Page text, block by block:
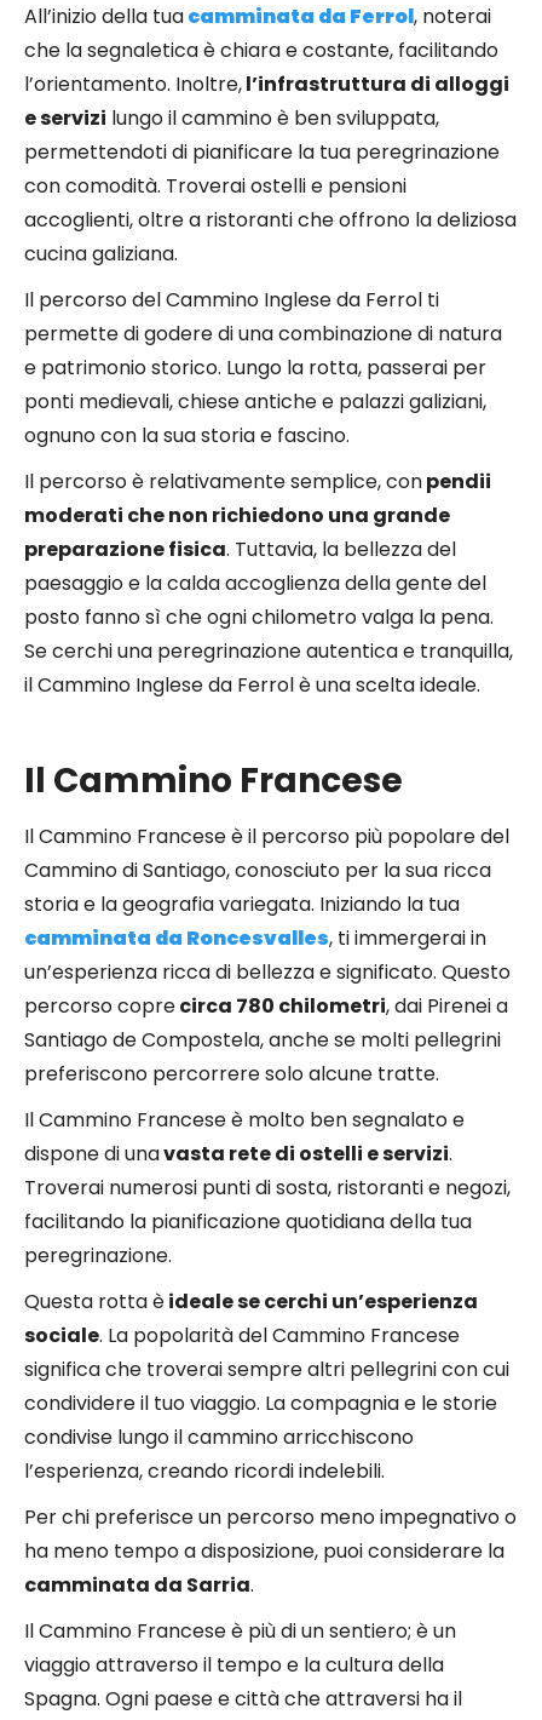
All’inizio della tuacamminata da Ferrol, noterai
che la segnaletica è chiara e costante, facilitando
l’orientamento. Inoltre,l’infrastruttura di alloggi
e servizi lungo il cammino è ben sviluppata,
permettendoti di pianificare la tua peregrinazione
con comodità. Troverai ostelli e pensioni
accoglienti, oltre a ristoranti che offrono la deliziosa
cucina galiziana.
Il percorso del Cammino Inglese da Ferrol ti
permette di godere di una combinazione di natura
e patrimonio storico. Lungo la rotta, passerai per
ponti medievali, chiese antiche e palazzi galiziani,
ognuno con la sua storia e fascino.
Il percorso è relativamente semplice, conpendii
moderati che non richiedono una grande
preparazione fisica. Tuttavia, la bellezza del
paesaggio e la calda accoglienza della gente del
posto fanno sì che ogni chilometro valga la pena.
Se cerchi una peregrinazione autentica e tranquilla,
il Cammino Inglese da Ferrol è una scelta ideale.
Il Cammino Francese
Il Cammino Francese è il percorso più popolare del
Cammino di Santiago, conosciuto per la sua ricca
storia e la geografia variegata. Iniziando la tua
camminata da Roncesvalles, ti immergerai in
un’esperienza ricca di bellezza e significato. Questo
percorso coprecirca 780 chilometri, dai Pirenei a
Santiago de Compostela, anche se molti pellegrini
preferiscono percorrere solo alcune tratte.
Il Cammino Francese è molto ben segnalato e
dispone di unavasta rete di ostelli e servizi.
Troverai numerosi punti di sosta, ristoranti e negozi,
facilitando la pianificazione quotidiana della tua
peregrinazione.
Questa rotta èideale se cerchi un’esperienza
sociale. La popolarità del Cammino Francese
significa che troverai sempre altri pellegrini con cui
condividere il tuo viaggio. La compagnia e le storie
condivise lungo il cammino arricchiscono
l’esperienza, creando ricordi indelebili.
Per chi preferisce un percorso meno impegnativo o
ha meno tempo a disposizione, puoi considerare la
camminata da Sarria.
Il Cammino Francese è più di un sentiero; è un
viaggio attraverso il tempo e la cultura della
Spagna. Ogni paese e città che attraversi ha il